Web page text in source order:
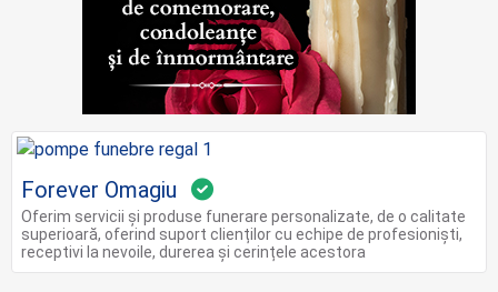
Forever Omagiu
Oferim servicii și produse funerare personalizate, de o calitate
superioară, oferind suport clienților cu echipe de profesioniști,
receptivi la nevoile, durerea și cerințele acestora